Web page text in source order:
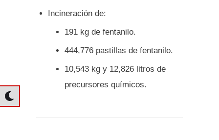
Incineración de:
191 kg de fentanilo.
444,776 pastillas de fentanilo.
10,543 kg y 12,826 litros de
precursores químicos.